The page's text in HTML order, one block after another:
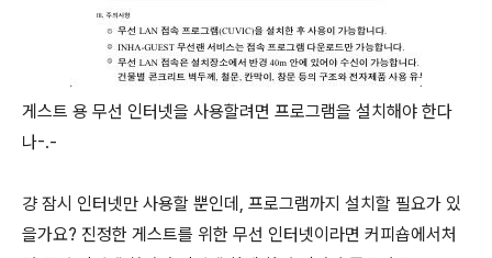
게스트 용 무선 인터넷을 사용할려면 프로그램을 설치해야 한다
나-.-
걍 잠시 인터넷만 사용할 뿐인데, 프로그램까지 설치할 필요가 있
을가요? 진정한 게스트를 위한 무선 인터넷이라면 커피숍에서처